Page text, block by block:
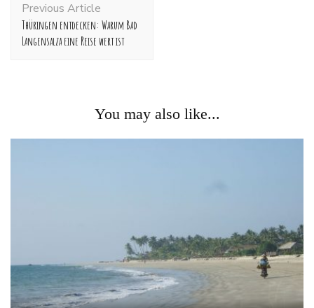
Navigation
Previous Article
Thüringen entdecken: Warum Bad
Langensalza eine Reise wert ist
You may also like...